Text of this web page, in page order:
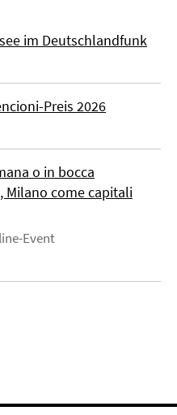
im Deutschlandfunk
Preis 2026
o in bocca
Milano come capitali
Event